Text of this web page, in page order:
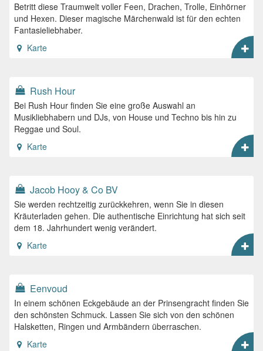
Betritt diese Traumwelt voller Feen, Drachen, Trolle, Einhörner
und Hexen. Dieser magische Märchenwald ist für den echten
Fantasieliebhaber.
Karte
Rush Hour
Bei Rush Hour finden Sie eine große Auswahl an
Musikliebhabern und DJs, von House und Techno bis hin zu
Reggae und Soul.
Karte
Jacob Hooy & Co BV
Sie werden rechtzeitig zurückkehren, wenn Sie in diesen
Kräuterladen gehen. Die authentische Einrichtung hat sich seit
dem 18. Jahrhundert wenig verändert.
Karte
Eenvoud
In einem schönen Eckgebäude an der Prinsengracht finden Sie
den schönsten Schmuck. Lassen Sie sich von den schönen
Halsketten, Ringen und Armbändern überraschen.
Karte